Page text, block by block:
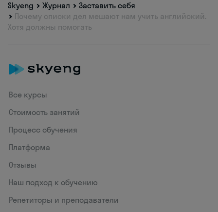
Skyeng Журнал
Заставить себя
Почему списки дел мешают нам учить английский.
Хотя должны помогать
Все курсы
Стоимость занятий
Процесс обучения
Платформа
Отзывы
Наш подход к обучению
Репетиторы и преподаватели